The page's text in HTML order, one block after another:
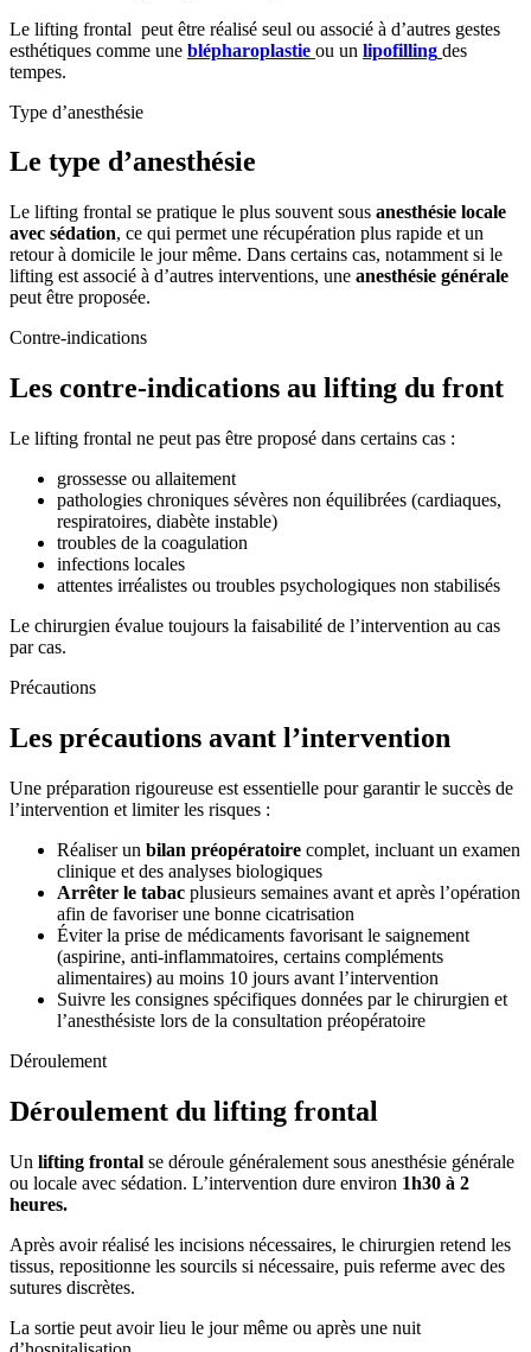
Le lifting frontal peut être réalisé seul ou associé à d’autres gestes
esthétiques comme une blépharoplastie ou un lipofilling des
tempes.
Type d’anesthésie
Le type d’anesthésie
Le lifting frontal se pratique le plus souvent sous anesthésie locale
avec sédation, ce qui permet une récupération plus rapide et un
retour à domicile le jour même. Dans certains cas, notamment si le
lifting est associé à d’autres interventions, une anesthésie générale
peut être proposée.
Contre-indications
Les contre-indications au lifting du front
Le lifting frontal ne peut pas être proposé dans certains cas :
grossesse ou allaitement
pathologies chroniques sévères non équilibrées (cardiaques,
respiratoires, diabète instable)
troubles de la coagulation
infections locales
attentes irréalistes ou troubles psychologiques non stabilisés
Le chirurgien évalue toujours la faisabilité de l’intervention au cas
par cas.
Précautions
Les précautions avant l’intervention
Une préparation rigoureuse est essentielle pour garantir le succès de
l’intervention et limiter les risques :
Réaliser un bilan préopératoire complet, incluant un examen
clinique et des analyses biologiques
Arrêter le tabac plusieurs semaines avant et après l’opération
afin de favoriser une bonne cicatrisation
Éviter la prise de médicaments favorisant le saignement
(aspirine, anti-inflammatoires, certains compléments
alimentaires) au moins 10 jours avant l’intervention
Suivre les consignes spécifiques données par le chirurgien et
l’anesthésiste lors de la consultation préopératoire
Déroulement
Déroulement du lifting frontal
Un lifting frontal se déroule généralement sous anesthésie générale
ou locale avec sédation. L’intervention dure environ 1h30 à 2
heures.
Après avoir réalisé les incisions nécessaires, le chirurgien retend les
tissus, repositionne les sourcils si nécessaire, puis referme avec des
sutures discrètes.
La sortie peut avoir lieu le jour même ou après une nuit